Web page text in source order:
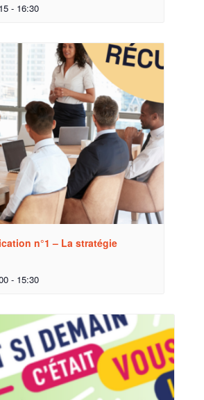
- 16:30
n°1 – La stratégie
- 15:30